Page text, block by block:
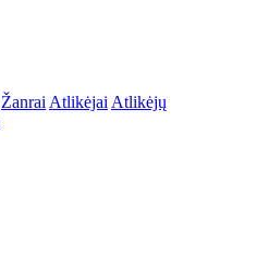
Žanrai Atlikėjai Atlikėjų